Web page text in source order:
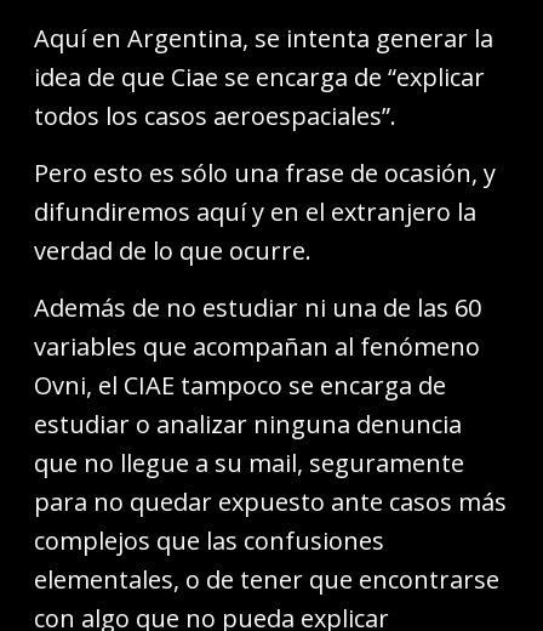
Aquí en Argentina, se intenta generar la
idea de que Ciae se encarga de “explicar
todos los casos aeroespaciales”.
Pero esto es sólo una frase de ocasión, y
difundiremos aquí y en el extranjero la
verdad de lo que ocurre.
Además de no estudiar ni una de las 60
variables que acompañan al fenómeno
Ovni, el CIAE tampoco se encarga de
estudiar o analizar ninguna denuncia
que no llegue a su mail, seguramente
para no quedar expuesto ante casos más
complejos que las confusiones
elementales, o de tener que encontrarse
con algo que no pueda explicar